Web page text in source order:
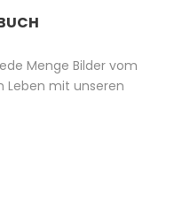
Menge Bilder vom
Leben mit unseren